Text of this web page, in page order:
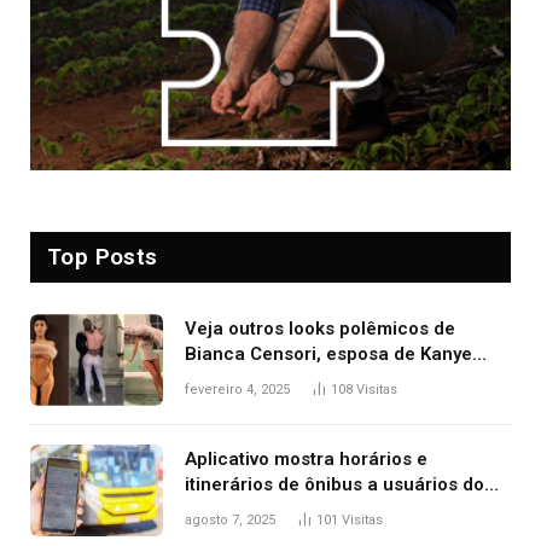
Top Posts
Veja outros looks polêmicos de
Bianca Censori, esposa de Kanye
West que apareceu nua no Grammy
fevereiro 4, 2025 108 Visitas
Aplicativo mostra horários e
itinerários de ônibus a usuários do
transporte público de Palmas; confira
agosto 7, 2025 101 Visitas